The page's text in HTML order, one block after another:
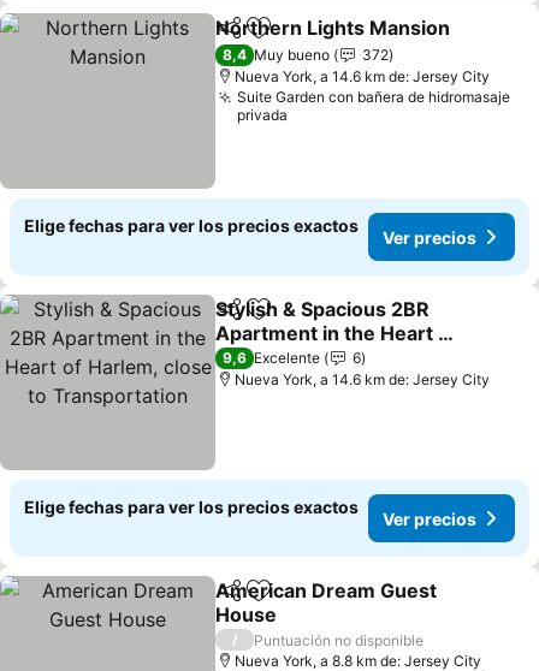
CompartirAgregar a favoritos
Northern Lights Mansion
8,4 Muy bueno
372
Nueva York, a 14.6 km de: Jersey City
Suite Garden con bañera de hidromasaje
privada
Elige fechas para ver los precios exactos
Ver precios
CompartirAgregar a favoritos
Stylish & Spacious 2BR
Apartment in the Heart of
Harlem, close to
Transportation
9,6 Excelente
6
Nueva York, a 14.6 km de: Jersey City
Elige fechas para ver los precios exactos
Ver precios
CompartirAgregar a favoritos
American Dream Guest
House
/
Puntuación no disponible
Nueva York, a 8.8 km de: Jersey City